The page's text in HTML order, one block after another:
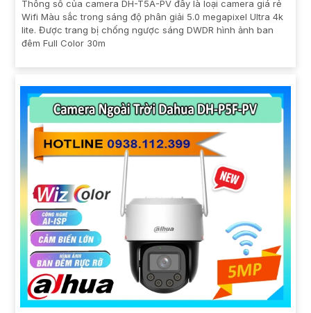
Thông số của camera DH-T5A-PV đây là loại camera giá rẻ
Wifi Màu sắc trong sáng độ phân giải 5.0 megapixel Ultra 4k
lite. Được trang bị chống ngược sáng DWDR hình ảnh ban
đêm Full Color 30m